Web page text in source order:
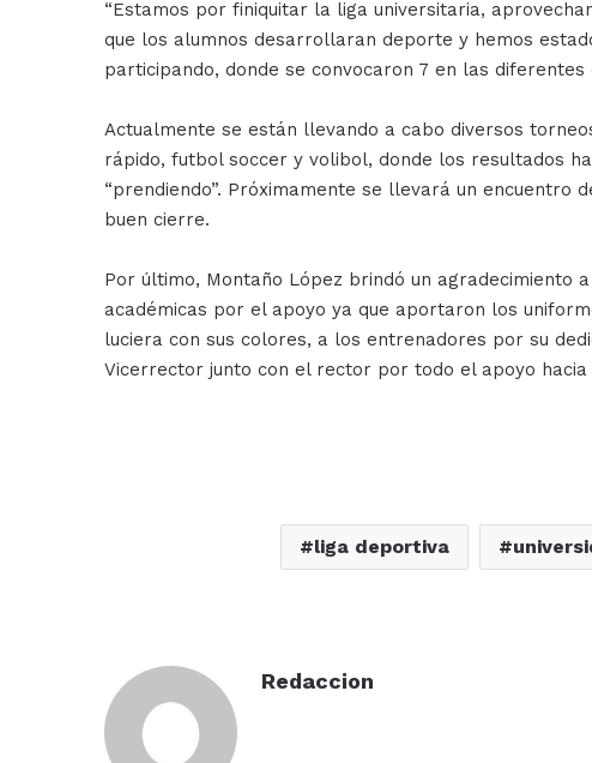
“Estamos por finiquitar la liga universitaria,
que los alumnos desarrollaran deporte y hemos
participando, donde se convocaron 7 en las diferentes
Actualmente se están llevando a cabo diversos
rápido, futbol soccer y volibol, donde los resultados
“prendiendo”. Próximamente se llevará un encuentro
buen cierre.
Por último, Montaño López brindó un agradecimiento
académicas por el apoyo ya que aportaron los
luciera con sus colores, a los entrenadores por su
Vicerrector junto con el rector por todo el apoyo
liga deportiva
Redaccion